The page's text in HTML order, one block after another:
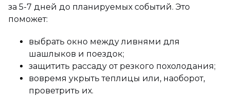
за 5-7 дней до планируемых событий. Это
поможет:
выбрать окно между ливнями для
шашлыков и поездок;
защитить рассаду от резкого похолодания;
вовремя укрыть теплицы или, наоборот,
проветрить их.